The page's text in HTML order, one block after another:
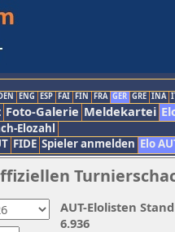
ENG ESP FAI FIN FRA GER GRE INA
Foto-Galerie Meldekartei
Elozahl
FIDE Spieler anmelden Elo
AUT-Elolisten
6.936